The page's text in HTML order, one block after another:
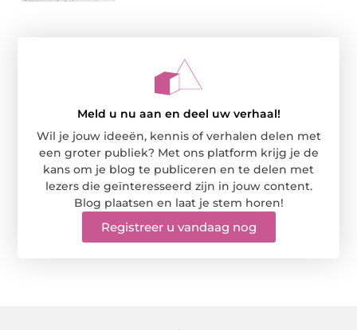
Meld u nu aan en deel uw verhaal!
Wil je jouw ideeën, kennis of verhalen delen met
een groter publiek? Met ons platform krijg je de
kans om je blog te publiceren en te delen met
lezers die geïnteresseerd zijn in jouw content.
Blog plaatsen en laat je stem horen!
Registreer u vandaag nog